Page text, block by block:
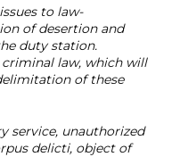
to law-
of desertion and
duty station.
law, which will
of these
service, unauthorized
delicti, object of